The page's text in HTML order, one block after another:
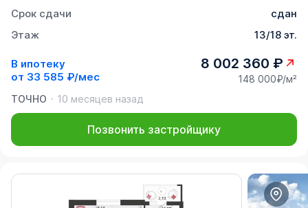
Срок сдачи
сдан
Этаж
13/18 эт.
В ипотеку
от 33 585 ₽/мес
8 002 360 ₽
148 000₽/м²
ТОЧНО
10 месяцев назад
Позвонить застройщику